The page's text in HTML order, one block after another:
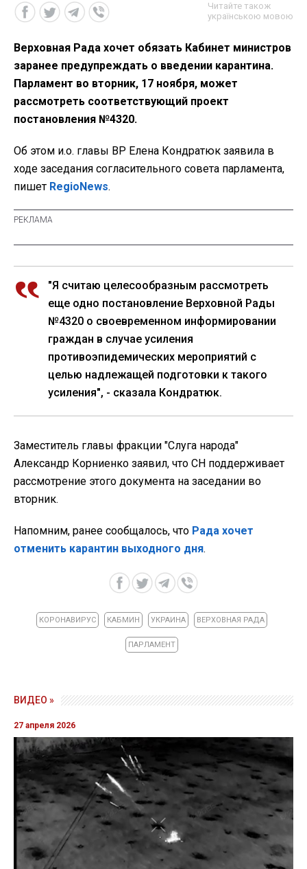
Читайте також
українською мовою
Верховная Рада хочет обязать Кабинет министров
заранее предупреждать о введении карантина.
Парламент во вторник, 17 ноября, может
рассмотреть соответствующий проект
постановления №4320.
Об этом и.о. главы ВР Елена Кондратюк заявила в
ходе заседания согласительного совета парламента,
пишет RegioNews.
"Я считаю целесообразным рассмотреть
еще одно постановление Верховной Рады
№4320 о своевременном информировании
граждан в случае усиления
противоэпидемических мероприятий с
целью надлежащей подготовки к такого
усиления", - сказала Кондратюк.
Заместитель главы фракции "Слуга народа"
Александр Корниенко заявил, что СН поддерживает
рассмотрение этого документа на заседании во
вторник.
Напомним, ранее сообщалось, что Рада хочет
отменить карантин выходного дня.
КОРОНАВИРУС КАБМИН УКРАИНА ВЕРХОВНАЯ РАДА
ПАРЛАМЕНТ
ВИДЕО »
27 апреля 2026